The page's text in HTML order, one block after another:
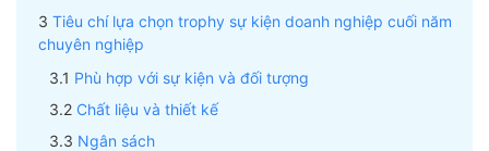
Tiêu chí lựa chọn trophy sự kiện doanh nghiệp cuối năm
chuyên nghiệp
Phù hợp với sự kiện và đối tượng
Chất liệu và thiết kế
Ngân sách